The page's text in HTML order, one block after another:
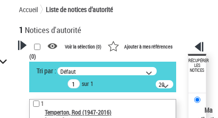
Accueil Liste de notices d’autorité
1 Notices d'autorité
VOTRE RECHERCHE
Recherche avancée dans les
notices d’autorité
Œuvres liées à l'auteur :
Temperton, Rod (1947-2016)
Voir la sélection (0) Ajouter à mes références
(0)
Tri par : Défaut
sur 1
20
résultats/page
1
Temperton, Rod (1947-2016)
RÉCUPÉRER
LES
NOTICES
Ma